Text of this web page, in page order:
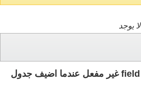
لا يوجد
لماذا خيار field calculator غير مفعل عندما اضيف جدول